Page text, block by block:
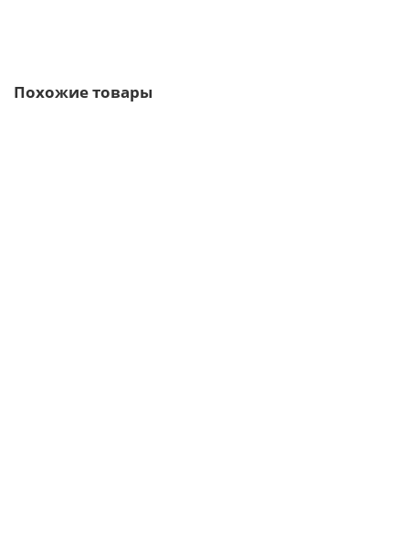
Похожие товары